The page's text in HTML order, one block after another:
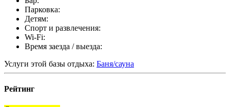
Парковка:
Детям:
Спорт и развлечения:
Wi-Fi:
Время заезда / выезда:
Услуги этой базы отдыха: Баня/сауна
Рейтинг